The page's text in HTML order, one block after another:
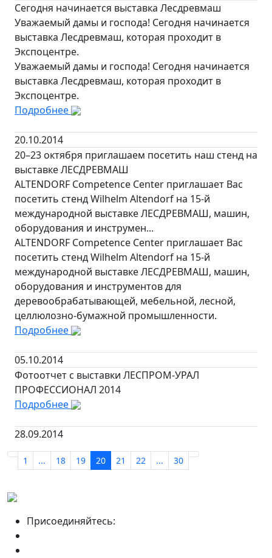
Сегодня начинается выставка Лесдревмаш
Уважаемый дамы и господа! Сегодня начинается
выставка Лесдревмаш, которая проходит в
Экспоцентре.
Уважаемый дамы и господа! Сегодня начинается
выставка Лесдревмаш, которая проходит в
Экспоцентре.
Подробнее
20.10.2014
20–23 октября приглашаем посетить наш стенд на
выставке ЛЕСДРЕВМАШ
ALTENDORF Competence Center приглашает Вас
посетить стенд Wilhelm Altendorf на 15-й
международной выставке ЛЕСДРЕВМАШ, машин,
оборудования и инструмен...
ALTENDORF Competence Center приглашает Вас
посетить стенд Wilhelm Altendorf на 15-й
международной выставке ЛЕСДРЕВМАШ, машин,
оборудования и инструментов для
деревообрабатывающей, мебельной, лесной,
целлюлозно-бумажной промышленности.
Подробнее
05.10.2014
Фотоотчет с выставки ЛЕСПРОМ-УРАЛ
ПРОФЕССИОНАЛ 2014
Подробнее
28.09.2014
1 ... 18 19 20 21 22 ... 30
Присоединяйтесь: